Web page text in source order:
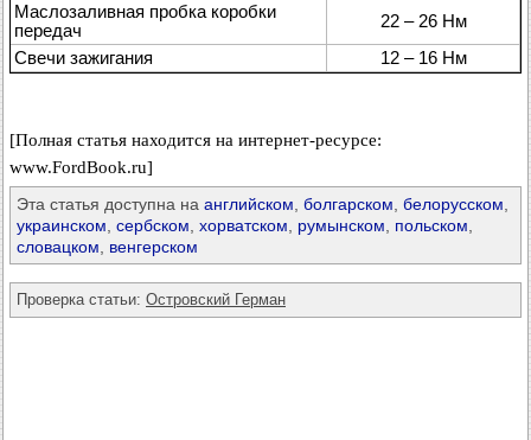
Маслозаливная пробка коробки
передач
22 – 26 Нм
Свечи зажигания
12 – 16 Нм
[Полная статья находится на интернет-ресурсе:
www.FordBook.ru]
Эта статья доступна на английском болгарском белорусском
украинском сербском хорватском румынском польском
словацком
венгерском
Проверка статьи: Островский Герман